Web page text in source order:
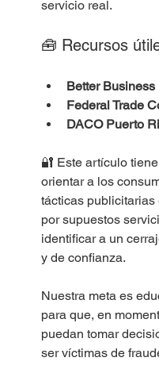
servicio real.
🧰 Recursos
Better Business
Federal Trade
DACO Puerto
🔐 Este artículo
orientar a los
tácticas
por supuestos
identificar a un
y de confianza.
Nuestra meta es
para que, en
puedan tomar
ser víctimas de